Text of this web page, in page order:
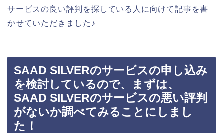
サービスの良い評判を探している人に向けて記事を書
かせていただきました♪
SAAD SILVERのサービスの申し込み
を検討しているので、まずは、
SAAD SILVERのサービスの悪い評判
がないか調べてみることにしまし
た！